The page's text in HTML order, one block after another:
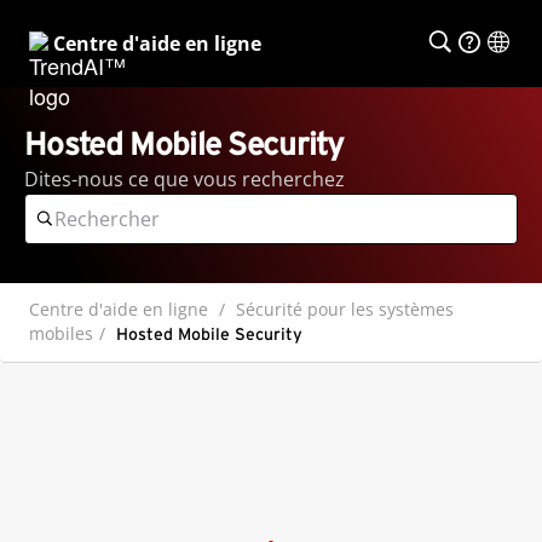
Centre d'aide en ligne
Hosted Mobile Security
Dites-nous ce que vous recherchez
Centre d'aide en ligne
Sécurité pour les systèmes
mobiles
Hosted Mobile Security